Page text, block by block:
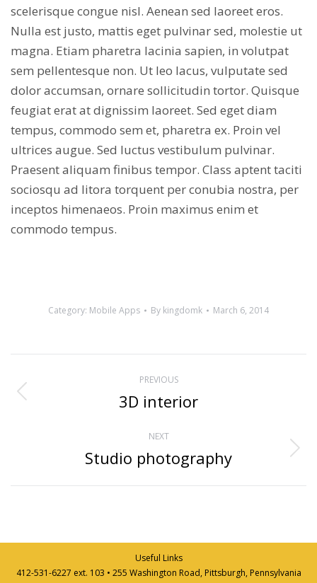
scelerisque congue nisl. Aenean sed laoreet eros.
Nulla est justo, mattis eget pulvinar sed, molestie ut
magna. Etiam pharetra lacinia sapien, in volutpat
sem pellentesque non. Ut leo lacus, vulputate sed
dolor accumsan, ornare sollicitudin tortor. Quisque
feugiat erat at dignissim laoreet. Sed eget diam
tempus, commodo sem et, pharetra ex. Proin vel
ultrices augue. Sed luctus vestibulum pulvinar.
Praesent aliquam finibus tempor. Class aptent taciti
sociosqu ad litora torquent per conubia nostra, per
inceptos himenaeos. Proin maximus enim et
commodo tempus.
Category: Mobile Apps By kingdomk March 6, 2014
navigation
PREVIOUS
Previous
3D interior
NEXT
Next
Studio photography
Useful Links
412-531-6227 ext. 103 • 255 Washington Road, Pittsburgh, Pennsylvania